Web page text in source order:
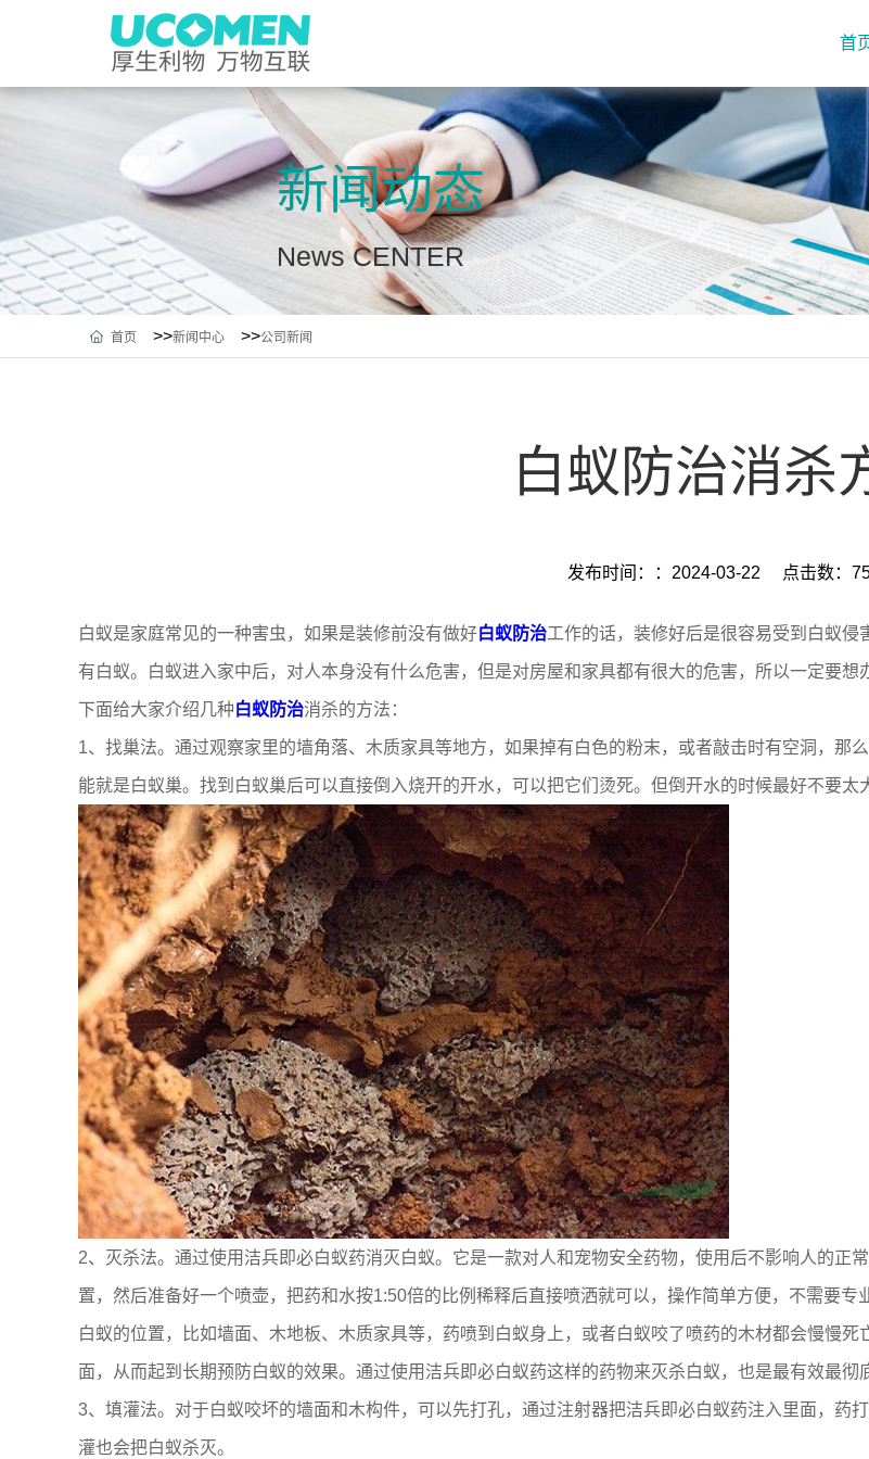
首
新闻动态
News CENTER
首页 >>新闻中心 >>公司新闻
白蚁防治消杀
发布时间：：2024-03-22 点击数：
白蚁是家庭常见的一种害虫，如果是装修前没有做好白蚁防治工作的话，装修好后是很容易受到白蚁
有白蚁。白蚁进入家中后，对人本身没有什么危害，但是对房屋和家具都有很大的危害，所以一定要想
下面给大家介绍几种白蚁防治消杀的方法：
1、找巢法。通过观察家里的墙角落、木质家具等地方，如果掉有白色的粉末，或者敲击时有空洞，那
能就是白蚁巢。找到白蚁巢后可以直接倒入烧开的开水，可以把它们烫死。但倒开水的时候最好不要太
2、灭杀法。通过使用洁兵即必白蚁药消灭白蚁。它是一款对人和宠物安全药物，使用后不影响人的正
置，然后准备好一个喷壶，把药和水按1:50倍的比例稀释后直接喷洒就可以，操作简单方便，不需要
白蚁的位置，比如墙面、木地板、木质家具等，药喷到白蚁身上，或者白蚁咬了喷药的木材都会慢慢
面，从而起到长期预防白蚁的效果。通过使用洁兵即必白蚁药这样的药物来灭杀白蚁，也是最有效最彻
3、填灌法。对于白蚁咬坏的墙面和木构件，可以先打孔，通过注射器把洁兵即必白蚁药注入里面，药
灌也会把白蚁杀灭。